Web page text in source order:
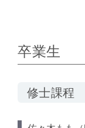
卒業生
修士課程